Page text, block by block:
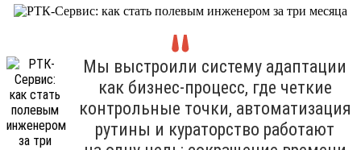
Мы выстроили систему адаптации
как бизнес-процесс, где четкие
контрольные точки, автоматизация
рутины и кураторство работают